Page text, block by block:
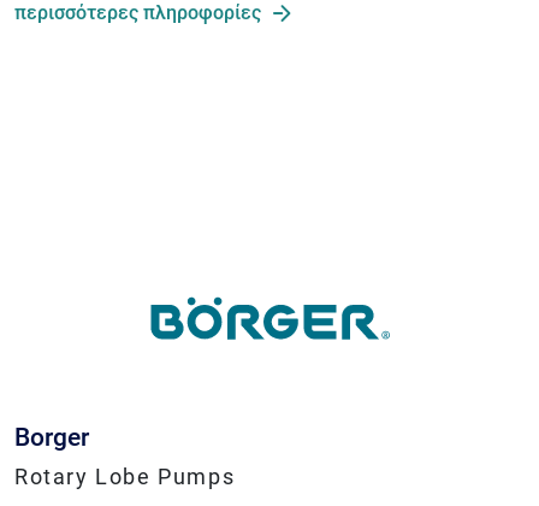
περισσότερες πληροφορίες
Borger
Rotary Lobe Pumps